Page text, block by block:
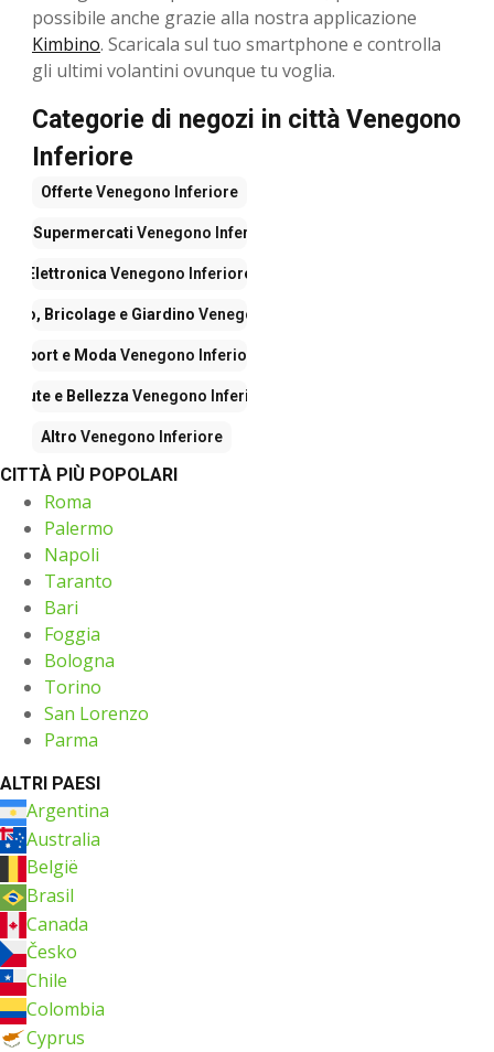
possibile anche grazie alla nostra applicazione
Kimbino. Scaricala sul tuo smartphone e controlla
gli ultimi volantini ovunque tu voglia.
Categorie di negozi in città Venegono
Inferiore
OfferteVenegono Inferiore
Iper Supermercati Venegono Inferiore
Elettronica Venegono Inferiore
Bricolage e Giardino Venegono Inferiore
Sport e Moda Venegono Inferiore
Salute e Bellezza Venegono Inferiore
Altro Venegono Inferiore
CITTÀ PIÙ POPOLARI
Roma
Palermo
Napoli
Taranto
Bari
Foggia
Bologna
Torino
San Lorenzo
Parma
ALTRI PAESI
Argentina
Australia
België
Brasil
Canada
Česko
Chile
Colombia
Cyprus